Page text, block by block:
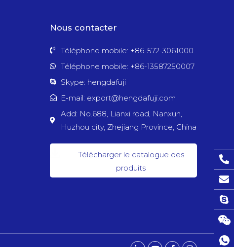
Nous contacter
Téléphone mobile: +86-572-3061000
Téléphone mobile: +86-13587250007
Skype: hengdafuji
E-mail: export@hengdafuji.com
Add: No.688, Lianxi road, Nanxun,
Huzhou city, Zhejiang Province, China
Télécharger le catalogue des
produits